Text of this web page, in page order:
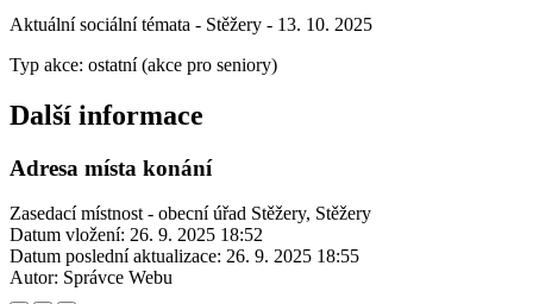
Aktuální sociální témata - Stěžery - 13. 10. 2025
Typ akce: ostatní (akce pro seniory)
Další informace
Adresa místa konání
Zasedací místnost - obecní úřad Stěžery, Stěžery
Datum vložení: 26. 9. 2025 18:52
Datum poslední aktualizace: 26. 9. 2025 18:55
Autor: Správce Webu